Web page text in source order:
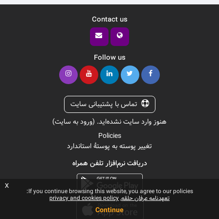
Contact us
Follow us
تماس با پشتیبانی سایت
هنوز وارد سایت نشده‌اید. (ورود به سایت)
Policies
تغییر پوسته به پوستهٔ استاندارد
دریافت نرم‌افزار تلفن همراه
If you continue browsing this website, you agree to our policies:
تعهدنامه عرفان حلقه privacy and cookies policy
Continue
x